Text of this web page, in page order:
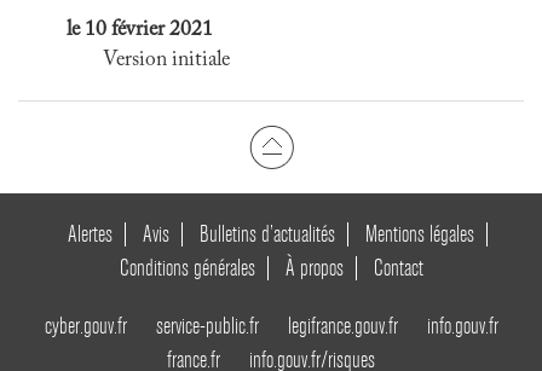
le 10 février 2021
Version initiale
Alertes Avis Bulletins d’actualités
Mentions légales
Conditions générales
À propos Contact
cyber.gouv.fr service-public.fr legifrance.gouv.fr
info.gouv.fr
france.fr
info.gouv.fr/risques